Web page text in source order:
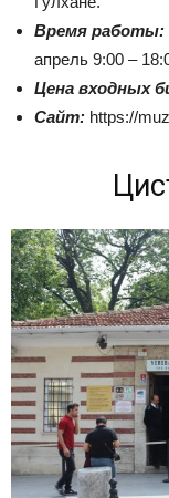
Время работы:
апрель 9:00 –
Цена входных
Сайт: https://